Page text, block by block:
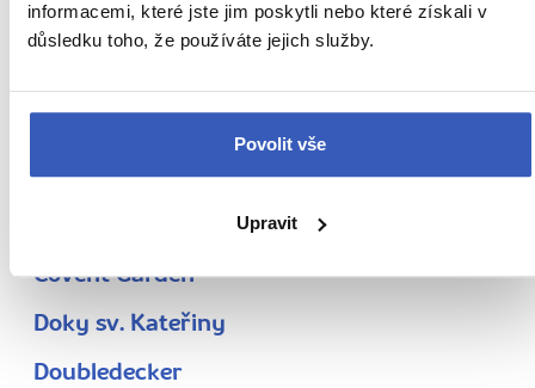
informacemi, které jste jim poskytli nebo které získali v
důsledku toho, že používáte jejich služby.
Povolit vše
Upravit
Bank of England
Camden Town
Covent Garden
Doky sv. Kateřiny
Doubledecker